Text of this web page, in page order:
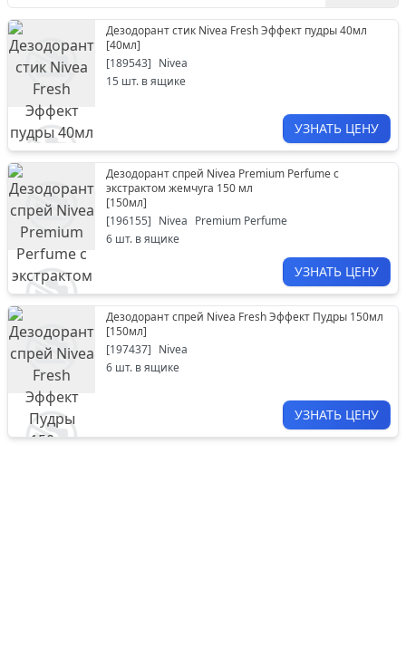
Дезодорант стик Nivea Fresh Эффект пудры 40мл
[40мл]
[189543] Nivea
15 шт. в ящике
УЗНАТЬ ЦЕНУ
Дезодорант спрей Nivea Premium Perfume с
экстрактом жемчуга 150 мл
[150мл]
[196155] Nivea Premium Perfume
6 шт. в ящике
УЗНАТЬ ЦЕНУ
Дезодорант спрей Nivea Fresh Эффект Пудры 150мл
[150мл]
[197437] Nivea
6 шт. в ящике
УЗНАТЬ ЦЕНУ